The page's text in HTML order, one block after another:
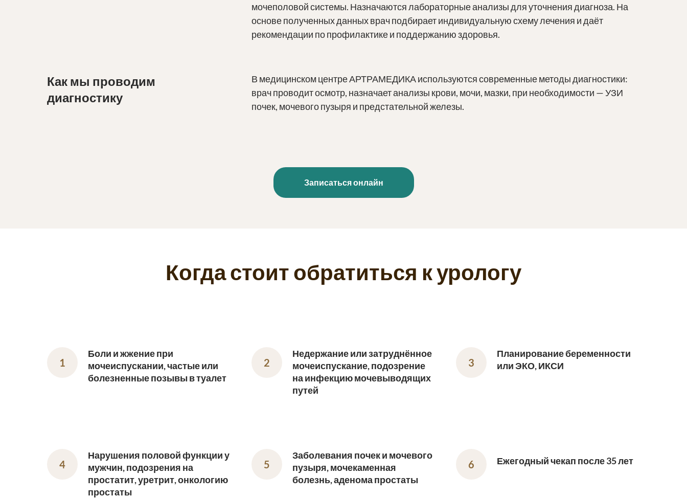
мочеполовой системы. Назначаются лабораторные анализы для уточнения диагноза. На
основе полученных данных врач подбирает индивидуальную схему лечения и даёт
рекомендации по профилактике и поддержанию здоровья.
Как мы проводим
диагностику
В медицинском центре АРТРАМЕДИКА используются современные методы диагностики:
врач проводит осмотр, назначает анализы крови, мочи, мазки, при необходимости — УЗИ
почек, мочевого пузыря и предстательной железы.
Записаться онлайн
Когда стоит обратиться к урологу
Боли и жжение при
мочеиспускании, частые или
болезненные позывы в туалет
Недержание или затруднённое
мочеиспускание, подозрение
на инфекцию мочевыводящих
путей
Планирование беременности
или ЭКО, ИКСИ
Нарушения половой функции у
мужчин, подозрения на
простатит, уретрит, онкологию
простаты
Заболевания почек и мочевого
пузыря, мочекаменная
болезнь, аденома простаты
Ежегодный чекап после 35 лет